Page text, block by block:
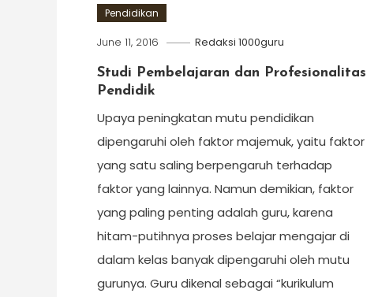
Pendidikan
June 11, 2016 Redaksi 1000guru
Studi Pembelajaran dan Profesionalitas
Pendidik
Upaya peningkatan mutu pendidikan
dipengaruhi oleh faktor majemuk, yaitu faktor
yang satu saling berpengaruh terhadap
faktor yang lainnya. Namun demikian, faktor
yang paling penting adalah guru, karena
hitam-putihnya proses belajar mengajar di
dalam kelas banyak dipengaruhi oleh mutu
gurunya. Guru dikenal sebagai “kurikulum